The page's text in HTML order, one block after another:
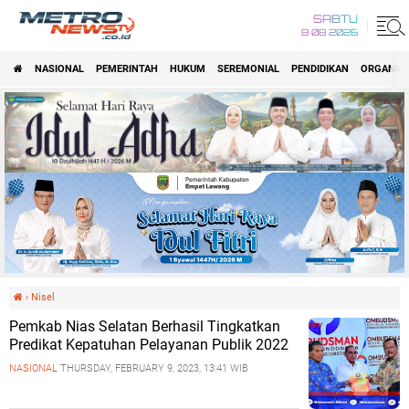
SABTU
8 08 2026
NASIONAL PEMERINTAH HUKUM SEREMONIAL PENDIDIKAN
› Nisel
Pemkab Nias Selatan Berhasil Tingkatkan
Predikat Kepatuhan Pelayanan Publik 2022
NASIONAL THURSDAY, FEBRUARY 9, 2023, 13:41 WIB